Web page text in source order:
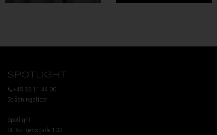
SPOTLIGHT
📞+45 33 11 44 00
Se åbningstider
Spotlight
St. Kongensgade 103